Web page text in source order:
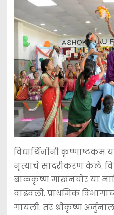
विद्यार्थिनींनी कृष्णाष्टकम
नृत्याचे सादरीकरण केले.
बाळकृष्ण माखनचोर या
वाढवली. प्राथमिक
गायली. तर श्रीकृष्ण